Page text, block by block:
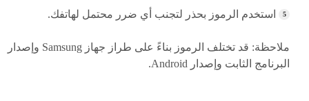
استخدم الرموز بحذر لتجنب أي ضرر محتمل لهاتفك.
ملاحظة: قد تختلف الرموز بناءً على طراز جهاز Samsung وإصدار
البرنامج الثابت وإصدار Android.